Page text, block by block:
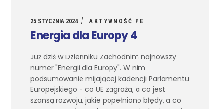
25 STYCZNIA 2024 AKTYWNOŚĆ PE
Energia dla Europy 4
Już dziś w Dzienniku Zachodnim najnowszy
numer "Energii dla Europy". W nim
podsumowanie mijającej kadencji Parlamentu
Europejskiego - co UE zagraża, a co jest
szansą rozwoju, jakie popełniono błędy, a co